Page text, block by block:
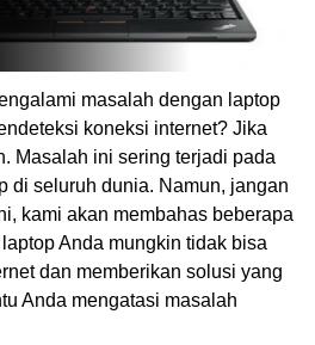
masalah dengan laptop
koneksi internet? Jika
Masalah ini sering terjadi pada
di seluruh dunia. Namun, jangan
kami akan membahas beberapa
Anda mungkin tidak bisa
dan memberikan solusi yang
Anda mengatasi masalah